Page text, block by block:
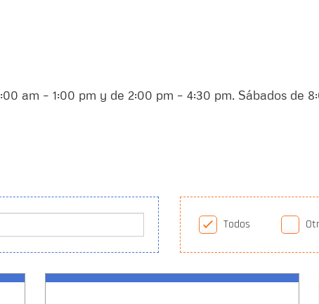
am – 1:00 pm y de 2:00 pm – 4:30 pm. Sábados de
Todos